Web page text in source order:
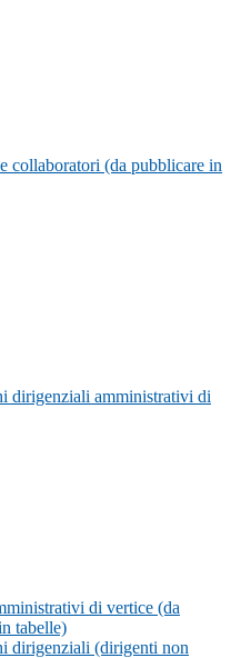
collaboratori (da pubblicare in
dirigenziali amministrativi di
di vertice (da
tabelle)
dirigenziali (dirigenti non